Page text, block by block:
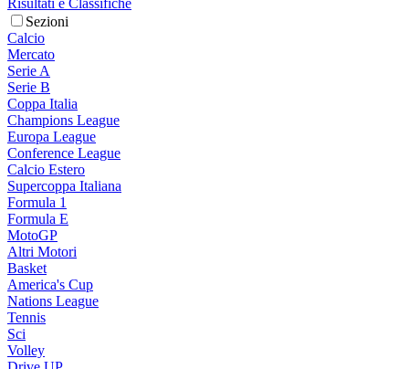
Risultati e Classifiche
Sezioni
Calcio
Mercato
Serie A
Serie B
Coppa Italia
Champions League
Europa League
Conference League
Calcio Estero
Supercoppa Italiana
Formula 1
Formula E
MotoGP
Altri Motori
Basket
America's Cup
Nations League
Tennis
Sci
Volley